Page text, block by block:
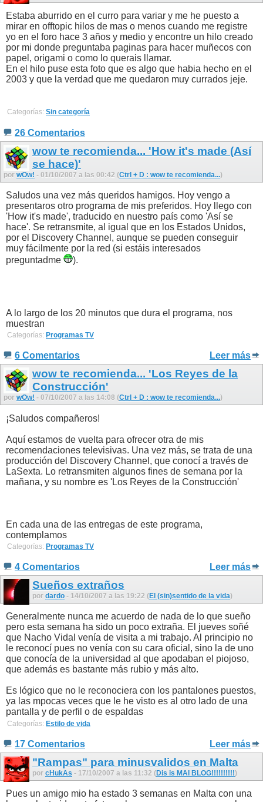
Estaba aburrido en el curro para variar y me he puesto a
mirar en offtopic hilos de mas o menos cuando me registre
yo en el foro hace 3 años y medio y encontre un hilo creado
por mi donde preguntaba paginas para hacer muñecos con
papel, origami o como lo querais llamar.
En el hilo puse esta foto que es algo que habia hecho en el
2003 y que la verdad que me quedaron muy currados jeje.
Categorías: Sin categoría
26 Comentarios
wow te recomienda... 'How it's made (Así
se hace)'
por wOw! - 01/10/2007 a las 00:42 (Ctrl + D : wow te recomienda...)
Saludos una vez más queridos hamigos. Hoy vengo a
presentaros otro programa de mis preferidos. Hoy llego con
'How it's made', traducido en nuestro país como 'Así se
hace'. Se retransmite, al igual que en los Estados Unidos,
por el Discovery Channel, aunque se pueden conseguir
muy fácilmente por la red (si estáis interesados
preguntadme
).
A lo largo de los 20 minutos que dura el programa, nos
muestran
Categorías: Programas TV
6 Comentarios Leer más
wow te recomienda... 'Los Reyes de la
Construcción'
por wOw! - 07/10/2007 a las 14:08 (Ctrl + D : wow te recomienda...)
¡Saludos compañeros!
Aquí estamos de vuelta para ofrecer otra de mis
recomendaciones televisivas. Una vez más, se trata de una
producción del Discovery Channel, que conocí a través de
LaSexta. Lo retransmiten algunos fines de semana por la
mañana, y su nombre es 'Los Reyes de la Construcción'
En cada una de las entregas de este programa,
contemplamos
Categorías: Programas TV
4 Comentarios Leer más
Sueños extraños
por dardo - 14/10/2007 a las 19:22 (El (sin)sentido de la vida)
Generalmente nunca me acuerdo de nada de lo que sueño
pero esta semana ha sido un poco extraña. El jueves soñé
que Nacho Vidal venía de visita a mi trabajo. Al principio no
le reconocí pues no venía con su cara oficial, sino la de uno
que conocía de la universidad al que apodaban el piojoso,
que además es bastante más rubio y más alto.
Es lógico que no le reconociera con los pantalones puestos,
ya las mpocas veces que le he visto es al otro lado de una
pantalla y de perfil o de espaldas
Categorías: Estilo de vida
17 Comentarios Leer más
"Rampas" para minusvalidos en Malta
por cHukAs - 17/10/2007 a las 11:32 (Dis is MAI BLOG!!!!!!!!!!)
Pues un amigo mio ha estado 3 semanas en Malta con una